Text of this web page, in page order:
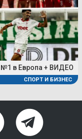
в Европа + ВИДЕО
СПОРТ И БИЗНЕС